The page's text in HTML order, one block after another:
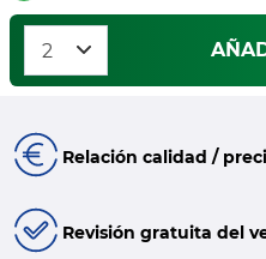
Relación calidad /
Revisión gratuita del